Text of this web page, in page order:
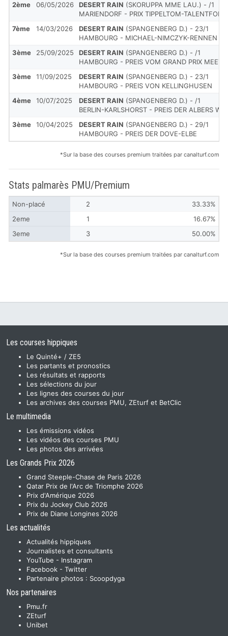
2ème 06/05/2026 DESERT RAIN (SKORUPPA MME LAU.) - /1
MARIENDORF - PRIX TIPPELTOM-
7ème
14/03/2026 DESERT RAIN (SPANGENBERG D.) - 23/1
HAMBOURG - MICHAEL-NIMCZYK-RENNEN
3ème
25/09/2025 DESERT RAIN (SPANGENBERG D.) - /1
HAMBOURG - PREIS VOM GRAND PRIX
3ème
11/09/2025 DESERT RAIN (SPANGENBERG D.) - 23/1
HAMBOURG - PREIS VON KELLINGHUSEN
4ème
10/07/2025 DESERT RAIN (SPANGENBERG D.) - /1
BERLIN-KARLSHORST - PREIS DER ALBERS
3ème
10/04/2025 DESERT RAIN (SPANGENBERG D.) - 29/1
HAMBOURG - PREIS DER DOVE-ELBE
*Sur la base des courses premium traitées par canalturf.com
Stats palmarès PMU/Premium
Non-placé 2
33.33%
2eme
1
16.67%
3eme
3 50.00%
*Sur la base des courses premium traitées par canalturf.com
Les courses hippiques
Le Quinté+ / ZE5
Les partants et pronostics
Les résultats et rapports
Les sélections du jour
Les lignes des courses du jour
Les archives des courses PMU, ZEturf et BetClic
Le multimedia
Les émissions vidéos
Les vidéos des courses PMU
Les photos des arrivées
Les Grands Prix 2026
Grand Steeple-Chase de Paris 2026
Qatar Prix de l'Arc de Triomphe 2026
Prix d'Amérique 2026
Prix du Jockey Club 2026
Prix de Diane Longines 2026
Les actualités
Actualités hippiques
Journalistes et consultants
YouTube - Instagram
Facebook - Twitter
Partenaire photos : Scoopdyga
Nos partenaires
Pmu.fr
ZEturf
Unibet